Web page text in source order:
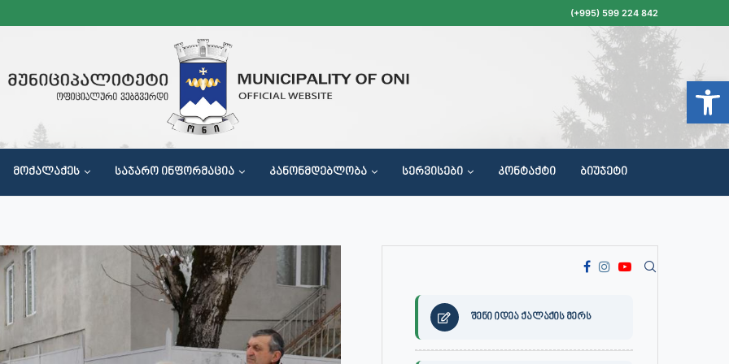
(+995) 599 224 842
ᲛᲝᲥᲐᲚᲐᲥᲔᲡ ᲡᲐᲯᲐᲠᲝ ᲘᲜᲤᲝᲠᲛᲐᲪᲘᲐ ᲙᲐᲜᲝᲜᲛᲓᲔᲑᲚᲝᲑᲐ ᲡᲔᲠᲕᲘᲡᲔᲑᲘ ᲙᲝᲜᲢᲐᲥᲢᲘ ᲑᲘᲣᲯᲔᲢᲘ
შენი იდეა ქალაქის მერს